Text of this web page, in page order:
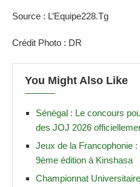
Source : L’Equipe228.Tg
Crédit Photo : DR
You Might Also Like
Sénégal : Le concours
des JOJ 2026
Jeux de la Francophonie :
9ème édition à Kinshasa
Championnat